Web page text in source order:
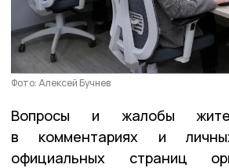
Фото: Алексей Бучнев
Вопросы и жалобы
в комментариях и
официальных страниц